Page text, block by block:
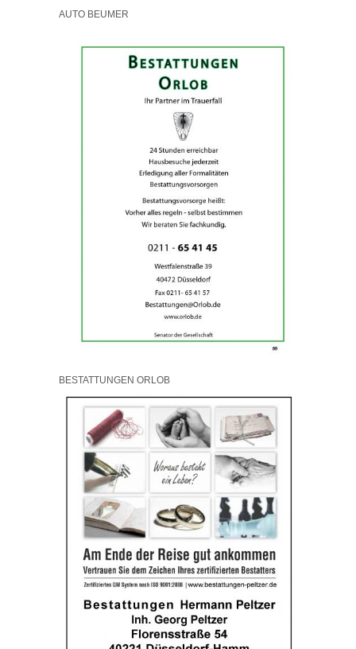
AUTO BEUMER
BESTATTUNGEN ORLOB